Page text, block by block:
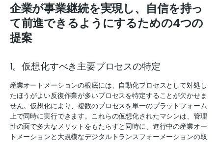
企業が事業継続を実現し、自信を持っ
て前進できるようにするための4つの
提案
1。仮想化すべき主要プロセスの特定
産業オートメーションの根底には、自動化プロセスとして対処し
たほうがよい反復作業が多いプロセスを特定することが欠かせま
せん。仮想化により、複数のプロセスを単一のプラットフォーム
上で同時に実行できます。これらの仮想化されたマシンは、管理
性の面で多大なメリットをもたらすと同時に、進行中の産業オー
トメーションと大規模なデジタルトランスフォーメーションの取